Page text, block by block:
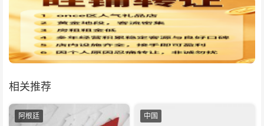
相关推荐
阿根廷 中国